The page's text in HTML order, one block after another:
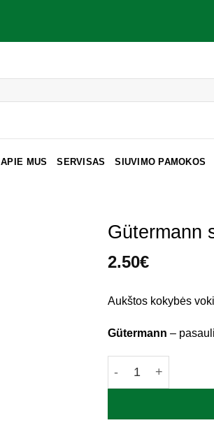
APIE MUS SERVISAS SIUVIMO PAMOKOS
Gütermann
2.50€
Aukštos kokybės
Gütermann –